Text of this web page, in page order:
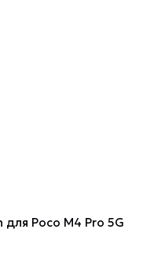
Poco M4 Pro 5G